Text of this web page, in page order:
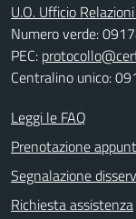
U.O. Ufficio
Numero verde:
PEC:
Centralino unico:
Leggi le FAQ
Prenotazione
Segnalazione
Richiesta assistenza